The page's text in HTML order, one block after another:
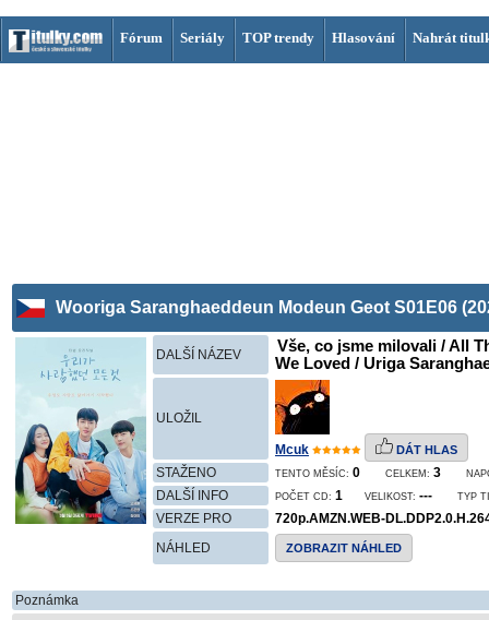
Fórum Seriály TOP trendy Hlasování Nahrát
Wooriga Saranghaeddeun Modeun Geot S01E06
DALŠÍ NÁZEV
Vše, co jsme milovali / All
We Loved / Uriga
ULOŽIL
Mcuk DÁT HLAS
STAŽENO TENTO MĚSÍC: 0 CELKEM: 3
DALŠÍ INFO POČET CD: 1 VELIKOST: --- TYP
VERZE PRO
720p.AMZN.WEB-
NÁHLED
ZOBRAZIT NÁHLED
Poznámka